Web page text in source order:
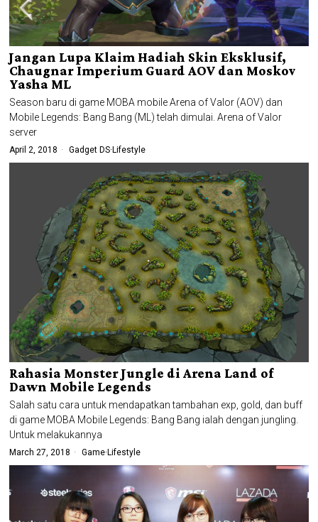
Jangan Lupa Klaim Hadiah Skin Eksklusif,
Chaugnar Imperium Guard AOV dan Moskov
Yasha ML
Season baru di game MOBA mobile Arena of Valor (AOV) dan
Mobile Legends: Bang Bang (ML) telah dimulai. Arena of Valor
server
April 2, 2018 Gadget DS· Lifestyle
Rahasia Monster Jungle di Arena Land of
Dawn Mobile Legends
Salah satu cara untuk mendapatkan tambahan exp, gold, dan buff
di game MOBA Mobile Legends: Bang Bang ialah dengan jungling.
Untuk melakukannya
March 27, 2018 Game· Lifestyle